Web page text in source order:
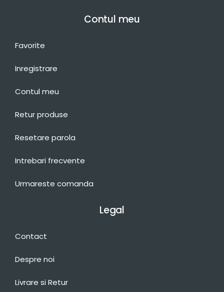
Contul meu
Favorite
Inregistrare
Contul meu
Retur produse
Resetare parola
Intrebari frecvente
Urmareste comanda
Legal
Contact
Despre noi
Livrare si Retur